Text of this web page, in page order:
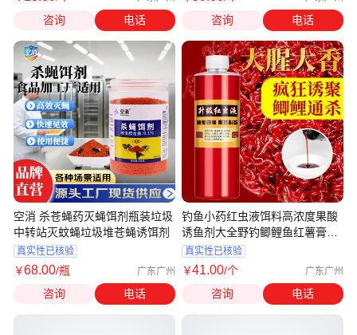
咨询 电话
空消 杀苍蝇药灭蝇饵剂瓶装垃圾
中转站灭蚊蝇垃圾堆苍蝇诱饵剂
真实性已核验
￥68.00/瓶 广东广州
咨询 电话
咨询 电话
钓鱼小药红虫液饵料高浓度果酸
诱鱼剂大全野钓鲫鲤鱼红薯膏添
加剂
真实性已核验
￥41.00/个 广东广州
咨询 电话